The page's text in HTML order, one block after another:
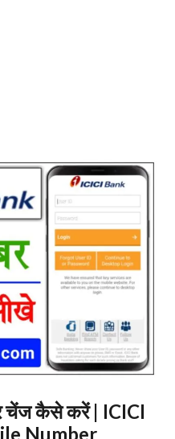
चेंज कैसे करें | ICICI
Number